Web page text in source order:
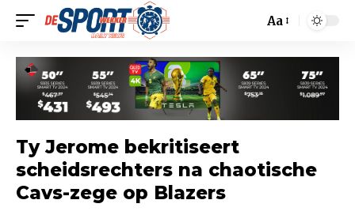
Aa
Ty Jerome bekritiseert
scheidsrechters na chaotische
Cavs-zege op Blazers